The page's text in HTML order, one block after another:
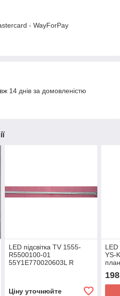
- WayForPay
14 днів за домовленістю
LED підсвітка TV 1555-
R5500100-01
55Y1E770020603L R
Ціну уточнюйте
LED
YS-
198